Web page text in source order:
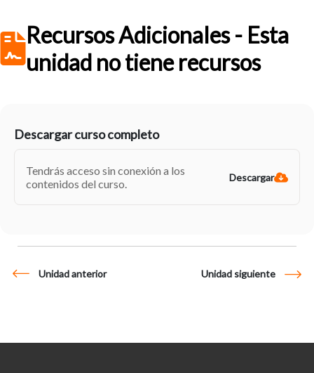
Recursos Adicionales - Esta
unidad no tiene recursos
Descargar curso completo
Tendrás acceso sin conexión a los
contenidos del curso.
Descargar
Unidad anterior Unidad siguiente